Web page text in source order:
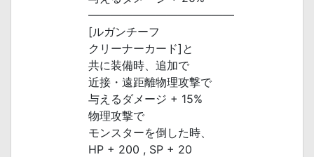
―――――――――――――
[ルガンチーフ
クリーナーカード]と
共に装備時、追加で
近接・遠距離物理攻撃で
与えるダメージ + 15%
物理攻撃で
モンスターを倒した時、
HP + 200 , SP + 20